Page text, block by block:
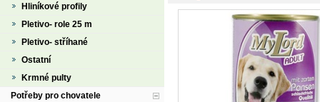
Hliníkové profily
Pletivo- role 25 m
Pletivo- stříhané
Ostatní
Krmné pulty
Potřeby pro chovatele